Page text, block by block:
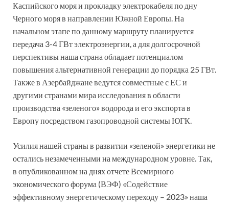
Каспийского моря и прокладку электрокабеля по дну
Черного моря в направлении Южной Европы. На
начальном этапе по данному маршруту планируется
передача 3-4 ГВт электроэнергии, а для долгосрочной
перспективы наша страна обладает потенциалом
повышения альтернативной генерации до порядка 25 ГВт.
Также в Азербайджане ведутся совместные с ЕС и
другими странами мира исследования в области
производства «зеленого» водорода и его экспорта в
Европу посредством газопроводной системы ЮГК.
Усилия нашей страны в развитии «зеленой» энергетики не
остались незамеченными на международном уровне. Так,
в опубликованном на днях отчете Всемирного
экономического форума (ВЭФ) «Содействие
эффективному энергетическому переходу – 2023» наша